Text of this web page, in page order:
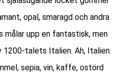
opal, smaragd och andra
målar upp en fantastisk, men
1200-talets Italien. Ah, Italien.
sepia, vin, kaffe, ostörd